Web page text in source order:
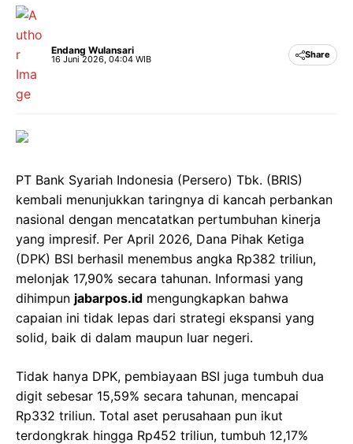
Endang Wulansari
16 Juni 2026, 04:04 WIB Share
PT Bank Syariah Indonesia (Persero) Tbk. (BRIS)
kembali menunjukkan taringnya di kancah perbankan
nasional dengan mencatatkan pertumbuhan kinerja
yang impresif. Per April 2026, Dana Pihak Ketiga
(DPK) BSI berhasil menembus angka Rp382 triliun,
melonjak 17,90% secara tahunan. Informasi yang
dihimpun jabarpos.id mengungkapkan bahwa
capaian ini tidak lepas dari strategi ekspansi yang
solid, baik di dalam maupun luar negeri.
Tidak hanya DPK, pembiayaan BSI juga tumbuh dua
digit sebesar 15,59% secara tahunan, mencapai
Rp332 triliun. Total aset perusahaan pun ikut
terdongkrak hingga Rp452 triliun, tumbuh 12,17%